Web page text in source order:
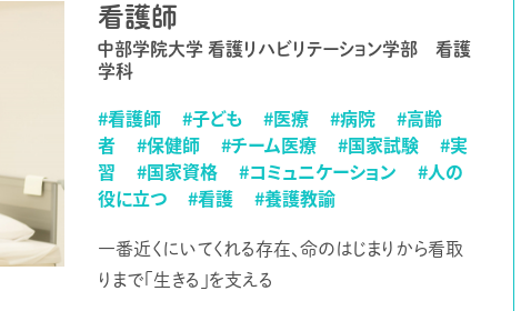
看護師
中部学院大学 看護リハビリテーション学部 看護
学科
#看護師 #子ども #医療 #病院
#高齢
者
#保健師 #チーム医療 #国家試験
#実
習
#国家資格 #コミュニケーション
#人の
役に立つ
#看護 #養護教諭
一番近くにいてくれる存在、命のはじまりから看取
りまで「生きる」を支える